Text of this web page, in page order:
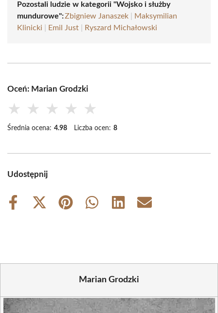
Pozostali ludzie w kategorii "Wojsko i służby
mundurowe":Zbigniew Janaszek
Maksymilian
Klinicki
Emil Just Ryszard Michałowski
Oceń: Marian Grodzki
★ ★ ★ ★ ★
Średnia ocena: 4.98 Liczba ocen: 8
Udostępnij
Share
Share
Share
Share
Share
Share
Marian Grodzki